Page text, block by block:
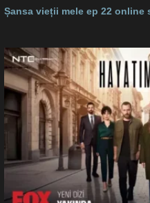
Șansa vieții mele ep 22 online